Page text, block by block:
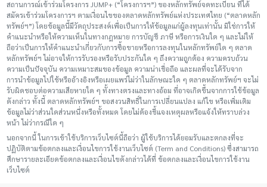
สถานการณ์เข้าร่วมโครงการ JUMP+ (“โครงการฯ”) ของหลักทรัพย์จดทะเบียน ที่ได้
สมัครเข้าร่วมโครงการฯ ตามเงื่อนไขของตลาดหลักทรัพย์แห่งประเทศไทย (“ตลาดหลัก
ทรัพย์ฯ”) โดยข้อมูลนี้มีวัตถุประสงค์เพื่อเป็นการให้ข้อมูลแก่ผู้ลงทุนเท่านั้น มิใช่การให้
คำแนะนำหรือให้ความเห็นในทางกฎหมาย การบัญชี ภาษี หรือการเงินใด ๆ และไม่ให้
ถือว่าเป็นการให้คำแนะนำเกี่ยวกับการซื้อขายหรือการลงทุนในหลักทรัพย์ใด ๆ ตลาด
หลักทรัพย์ฯ ไม่อาจให้การรับรองหรือรับประกันใด ๆ ถึงความถูกต้อง ความครบถ้วน
ความเป็นปัจจุบัน ความเหมาะสมของข้อมูล ความน่าเชื่อถือ และผลที่จะได้รับจาก
การนำข้อมูลไปใช้หรืออ้างอิงหรือเผยแพร่ไม่ว่าในลักษณะใด ๆ ตลาดหลักทรัพย์ฯ จะไม่
รับผิดชอบต่อความเสียหายใด ๆ ทั้งทางตรงและทางอ้อม ที่อาจเกิดขึ้นจากการใช้ข้อมูล
ดังกล่าว ทั้งนี้ ตลาดหลักทรัพย์ฯ ขอสงวนสิทธิ์ในการเปลี่ยนแปลง แก้ไข หรือเพิ่มเติม
ข้อมูลไม่ว่าส่วนใดส่วนหนึ่งหรือทั้งหมด โดยไม่ต้องชี้แจงเหตุผลหรือแจ้งให้ทราบล่วง
หน้า ไม่ว่ากรณีใด ๆ
นอกจากนี้ ในการเข้าใช้บริการเว็บไซต์นี้ถือว่า ผู้ใช้บริการได้ยอมรับและตกลงที่จะ
ปฏิบัติตามข้อตกลงและเงื่อนไขการใช้งานเว็บไซต์ (Term and Conditions) ซึ่งสามารถ
ศึกษารายละเอียดข้อตกลงและเงื่อนไขดังกล่าวได้ที่ ข้อตกลงและเงื่อนไขการใช้งาน
เว็บไซต์